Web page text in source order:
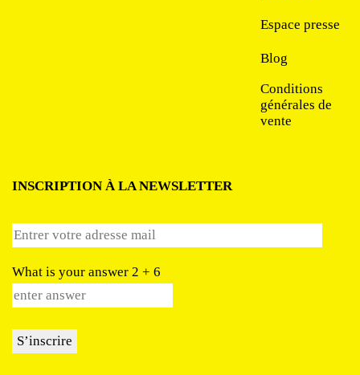
Espace presse
Blog
Conditions
générales de
vente
INSCRIPTION À LA NEWSLETTER
What is your answer 2 + 6